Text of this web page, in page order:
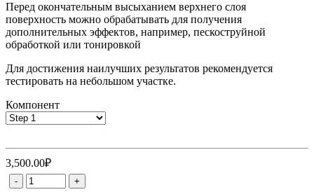
Перед окончательным высыханием верхнего слоя
поверхность можно обрабатывать для получения
дополнительных эффектов, например, пескоструйной
обработкой или тонировкой
Для достижения наилучших результатов рекомендуется
тестировать на небольшом участке.
Компонент
3,500.00₽